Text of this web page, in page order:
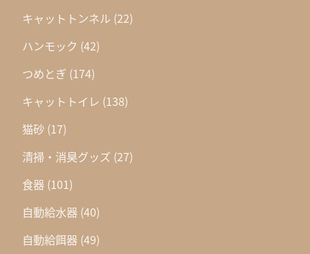
キャットトンネル (22)
ハンモック (42)
つめとぎ (174)
キャットトイレ (138)
猫砂 (17)
清掃・消臭グッズ (27)
食器 (101)
自動給水器 (40)
自動給餌器 (49)